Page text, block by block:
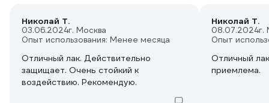
Николай Т.
03.06.2024г. Москва
Опыт использования: Менее месяца
Отличный лак. Действительно
защищает. Очень стойкий к
воздействию. Рекомендую.
Николай Т.
08.07.2024г.
Опыт
Отличный
приемлема.